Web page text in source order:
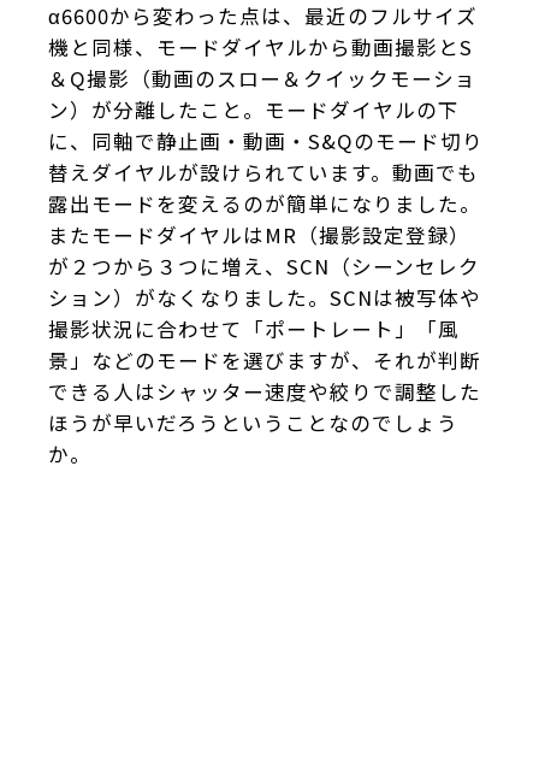
α6600から変わった点は、最近のフルサイズ
機と同様、モードダイヤルから動画撮影とS
＆Q撮影（動画のスロー＆クイックモーショ
ン）が分離したこと。モードダイヤルの下
に、同軸で静止画・動画・S&Qのモード切り
替えダイヤルが設けられています。動画でも
露出モードを変えるのが簡単になりました。
またモードダイヤルはMR（撮影設定登録）
が２つから３つに増え、SCN（シーンセレク
ション）がなくなりました。SCNは被写体や
撮影状況に合わせて「ポートレート」「風
景」などのモードを選びますが、それが判断
できる人はシャッター速度や絞りで調整した
ほうが早いだろうということなのでしょう
か。